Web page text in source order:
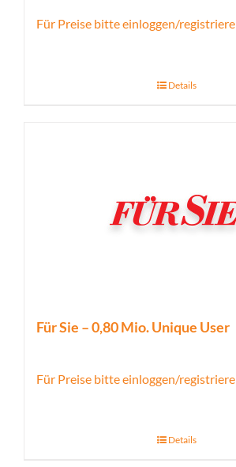
Für Preise bitte einloggen/
Details
Für Sie – 0,80 Mio. Unique User
Für Preise bitte einloggen/
Details